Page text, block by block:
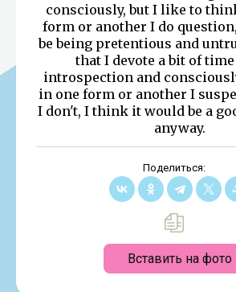
consciously, but I like to
form or another I do
be being pretentious and
that I devote a bit of
introspection and
in one form or another I
I don't, I think it would be a
anyway.
Поделиться:
Вставить на фото